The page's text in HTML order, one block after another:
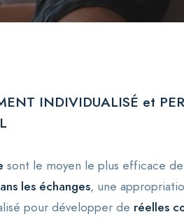
INDIVIDUALISÉ et
sont le moyen le plus efficace
les échanges, une
pour développer de réelles